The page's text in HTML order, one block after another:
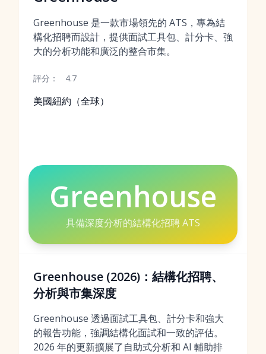
Greenhouse 是一款市場領先的 ATS，專為結
構化招聘而設計，提供面試工具包、計分卡、強
大的分析功能和廣泛的整合市集。
評分： 4.7
美國紐約（全球）
Greenhouse
具備深度分析的結構化招聘 ATS
Greenhouse (2026)：結構化招聘、
分析與市集深度
Greenhouse 透過面試工具包、計分卡和強大
的報告功能，強調結構化面試和一致的評估。
2026 年的更新擴展了自助式分析和 AI 輔助排